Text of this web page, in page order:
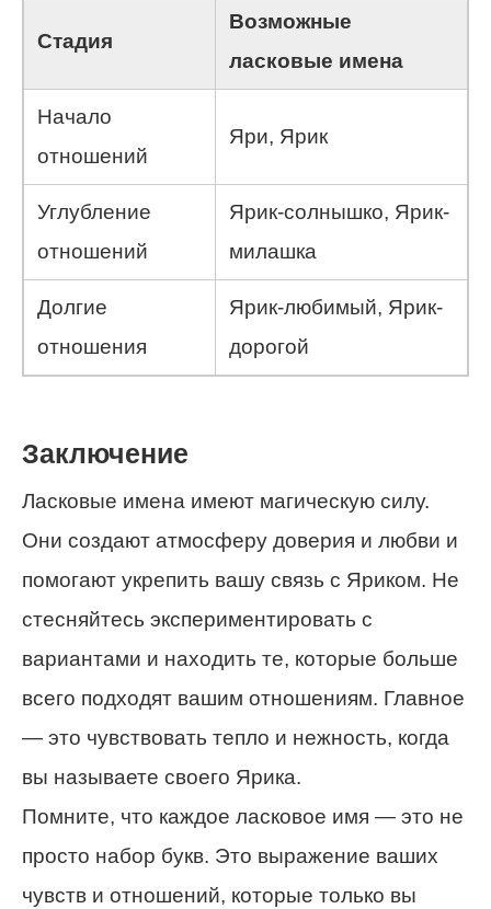
Стадия
Возможные
ласковые имена
Начало
отношений
Яри, Ярик
Углубление
отношений
Ярик-солнышко, Ярик-
милашка
Долгие
отношения
Ярик-любимый, Ярик-
дорогой
Заключение
Ласковые имена имеют магическую силу.
Они создают атмосферу доверия и любви и
помогают укрепить вашу связь с Яриком. Не
стесняйтесь экспериментировать с
вариантами и находить те, которые больше
всего подходят вашим отношениям. Главное
— это чувствовать тепло и нежность, когда
вы называете своего Ярика.
Помните, что каждое ласковое имя — это не
просто набор букв. Это выражение ваших
чувств и отношений, которые только вы